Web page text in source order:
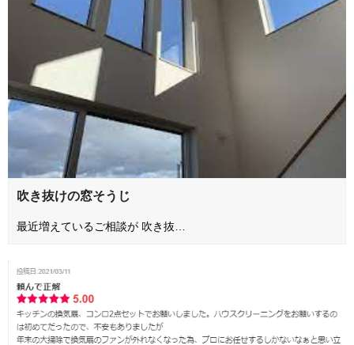
吹き抜けの窓そうじ
最近増えているご相談が 吹き抜…